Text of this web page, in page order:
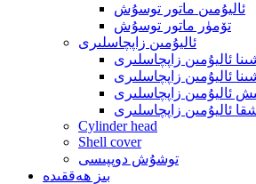
ئاليۇمىن ماتور توسۇش
تۆمۈر ماتور توسۇش
ئاليۇمىن زاپچاسلىرى
ئاليۇمىن زاپچاسلىرى
ئاليۇمىن زاپچاسلىرى
ئاليۇمىن زاپچاسلىرى
ئاليۇمىن زاپچاسلىرى
Cylinder head
Shell cover
توشۇش دوپپىسى
بىز ھەققىدە